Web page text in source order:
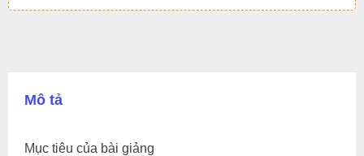
Mô tả
Mục tiêu của bài giảng